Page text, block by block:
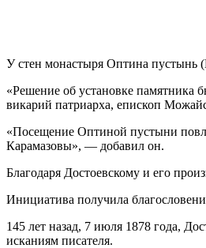
У стен монастыря Оптина пустынь
«Решение об установке памятника
викарий патриарха, епископ
«Посещение Оптиной пустыни
Карамазовы», — добавил он.
Благодаря Достоевскому и его
Инициатива получила
145 лет назад, 7 июля 1878 года,
исканиям писателя.